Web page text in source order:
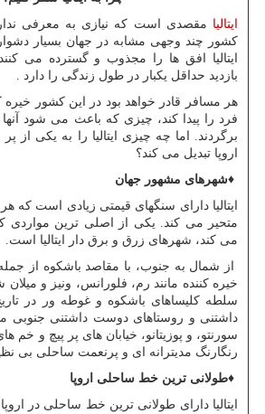
ایتالیا مقصدی است که نیازی به معرفی
کشور چند وجهی مشابه در جهان بسیار
ایتالیا افق ها را مجذوب و گسترده می
بازدید حداقل یکبار در طول زندگی را دارد .
هر مسافر قادر خواهد بود در این کشور
فرد را پیدا کند، چیزی که باعث می شود آنها
برگردند. اما چه چیزی ایتالیا را به یکی از پر
اروپا تبدیل می کند؟
♦شهرهای مشهور جهان
ایتالیا دارای سنگهای قیمتی زیادی است که
متحیر می کند. یکی از اصلی ترین مواردی
می کند، شهرهای زرق و برق دار ایتالیا است.
از شمال به جنوب، با مقاصد باشکوه از
خیره کننده مانند رم، فلورانس، ونیز و
سلطه کلیساهای باشکوه و غوطه ور در
داشتنی و روستاهای دوست داشتنی جنوبی
سورنتو، و پوزیتانو، خیابان های پر پیچ و خم
رنگارنگ مدیترانه ای و پرنعمت ساحلی بی
♦طولانی ترین خط ساحلی اروپا
ایتالیا دارای طولانی ترین خط ساحلی در